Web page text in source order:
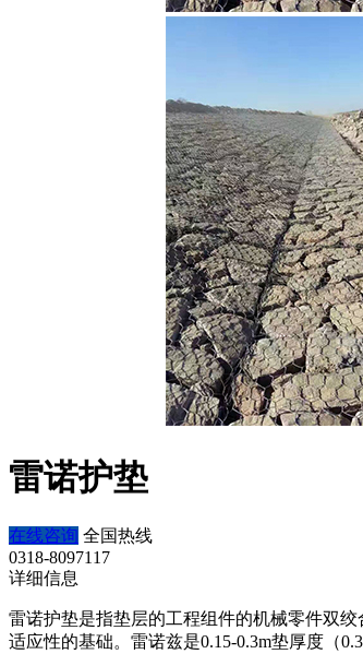
雷诺护垫
在线咨询 全国热线
0318-8097117
详细信息
雷诺护垫是指垫层的工程组件的机械零件双
适应性的基础。雷诺兹是0.15-0.3m垫厚度（